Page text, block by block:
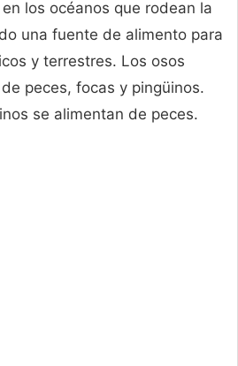
los océanos que rodean la
una fuente de alimento para
y terrestres. Los osos
peces, focas y pingüinos.
se alimentan de peces.